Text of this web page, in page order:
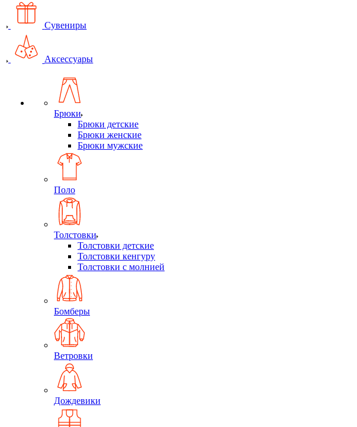
Сувениры
Аксессуары
Брюки
Брюки детские
Брюки женские
Брюки мужские
Поло
Толстовки
Толстовки детские
Толстовки кенгуру
Толстовки с молнией
Бомберы
Ветровки
Дождевики